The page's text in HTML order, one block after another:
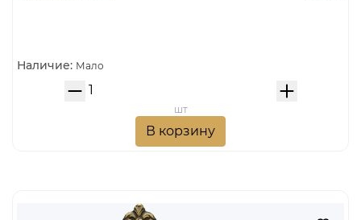
Наличие: Мало
шт
В корзину